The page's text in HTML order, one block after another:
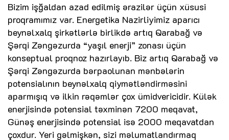
Bizim işğaldan azad edilmiş ərazilər üçün xüsusi
proqramımız var. Energetika Nazirliyimiz aparıcı
beynəlxalq şirkətlərlə birlikdə artıq Qarabağ və
Şərqi Zəngəzurda “yaşıl enerji” zonası üçün
konseptual proqnoz hazırlayıb. Biz artıq Qarabağ və
Şərqi Zəngəzurda bərpaolunan mənbələrin
potensialının beynəlxalq qiymətləndirməsini
aparmışıq və ilkin rəqəmlər çox ümidvericidir. Külək
enerjisində potensial təxminən 7200 meqavat,
Günəş enerjisində potensial isə 2000 meqavatdan
çoxdur. Yeri gəlmişkən, sizi məlumatlandırmaq